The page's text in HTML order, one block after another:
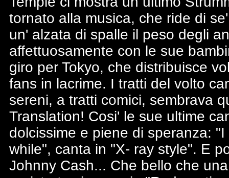
tornato alla musica, che ride di
un' alzata di spalle il peso degli
affettuosamente con le sue
giro per Tokyo, che distribuisce
fans in lacrime. I tratti del volto
sereni, a tratti comici, sembrava
Translation! Cosi' le sue ultime
dolcissime e piene di speranza:
while", canta in "X- ray style". E
Johnny Cash... Che bello che